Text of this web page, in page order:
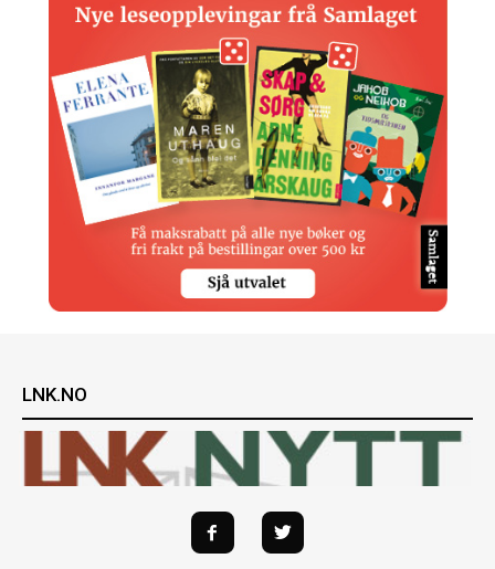
LNK.NO